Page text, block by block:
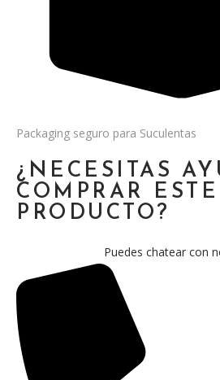
Packaging seguro para Suculentas
¿NECESITAS
COMPRAR ESTE
PRODUCTO?
Puedes chatear con